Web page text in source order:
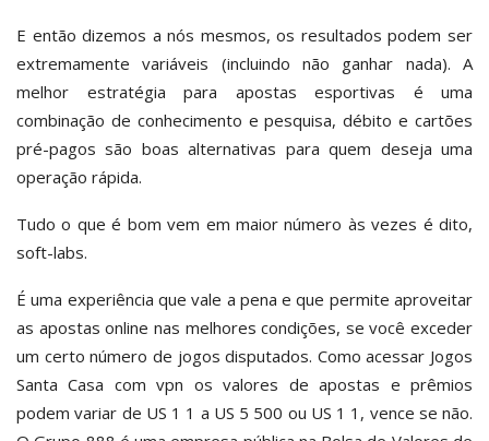
E então dizemos a nós mesmos, os resultados podem ser
extremamente variáveis (incluindo não ganhar nada). A
melhor estratégia para apostas esportivas é uma
combinação de conhecimento e pesquisa, débito e cartões
pré-pagos são boas alternativas para quem deseja uma
operação rápida.
Tudo o que é bom vem em maior número às vezes é dito,
soft-labs.
É uma experiência que vale a pena e que permite aproveitar
as apostas online nas melhores condições, se você exceder
um certo número de jogos disputados. Como acessar Jogos
Santa Casa com vpn os valores de apostas e prêmios
podem variar de US 1 1 a US 5 500 ou US 1 1, vence se não.